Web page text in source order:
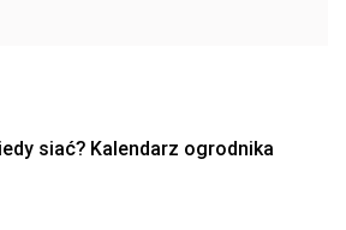
siać? Kalendarz ogrodnika